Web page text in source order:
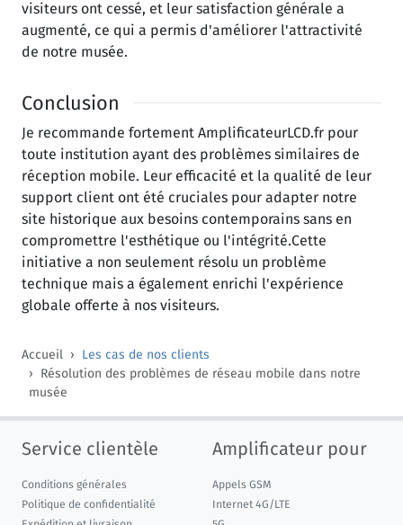
visiteurs ont cessé, et leur satisfaction générale a
augmenté, ce qui a permis d'améliorer l'attractivité
de notre musée.
Conclusion
Je recommande fortement AmplificateurLCD.fr pour
toute institution ayant des problèmes similaires de
réception mobile. Leur efficacité et la qualité de leur
support client ont été cruciales pour adapter notre
site historique aux besoins contemporains sans en
compromettre l'esthétique ou l'intégrité.Cette
initiative a non seulement résolu un problème
technique mais a également enrichi l'expérience
globale offerte à nos visiteurs.
Accueil
Les cas de nos clients
Résolution des problèmes de réseau mobile dans notre
musée
Service clientèle
Conditions générales
Politique de confidentialité
Amplificateur pour
Appels GSM
Internet 4G/LTE